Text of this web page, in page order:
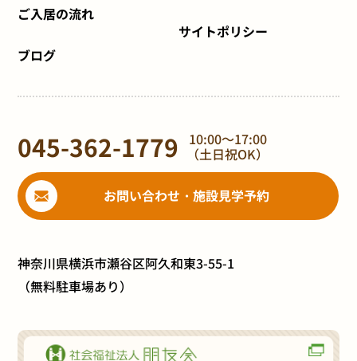
ご入居の流れ
ブログ
サイトポリシー
045-362-1779 10:00～17:00
（土日祝OK）
お問い合わせ・施設見学予約
神奈川県横浜市瀬谷区阿久和東3-55-1
（無料駐車場あり）